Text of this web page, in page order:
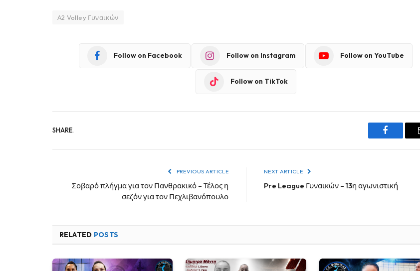
Α2 Volley Γυναικών
Follow on Facebook Follow on Instagram Follow on YouTube
Follow on TikTok
SHARE.
Facebook
PREVIOUS ARTICLE
Σοβαρό πλήγμα για τον Πανθρακικό – Τέλος η
σεζόν για τον Πεχλιβανόπουλο
NEXT ARTICLE
Pre League Γυναικών – 13η αγωνιστική
RELATED POSTS